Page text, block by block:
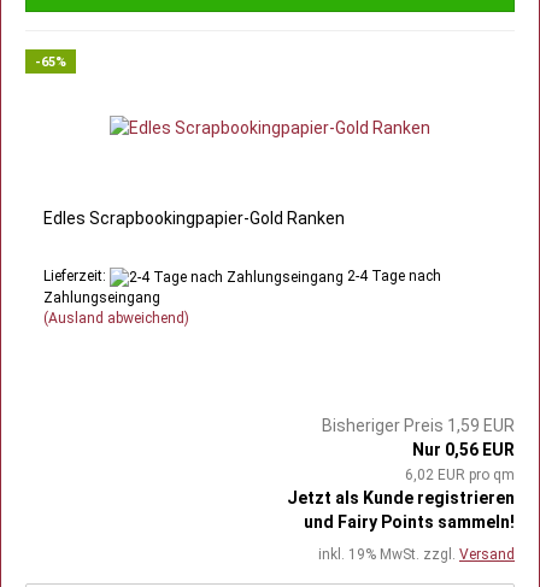
-65%
Edles Scrapbookingpapier-Gold Ranken
Lieferzeit:
2-4 Tage nach
Zahlungseingang
(Ausland abweichend)
Bisheriger Preis 1,59 EUR
Nur 0,56 EUR
6,02 EUR pro qm
Jetzt als Kunde registrieren
und Fairy Points sammeln!
inkl. 19% MwSt. zzgl. Versand